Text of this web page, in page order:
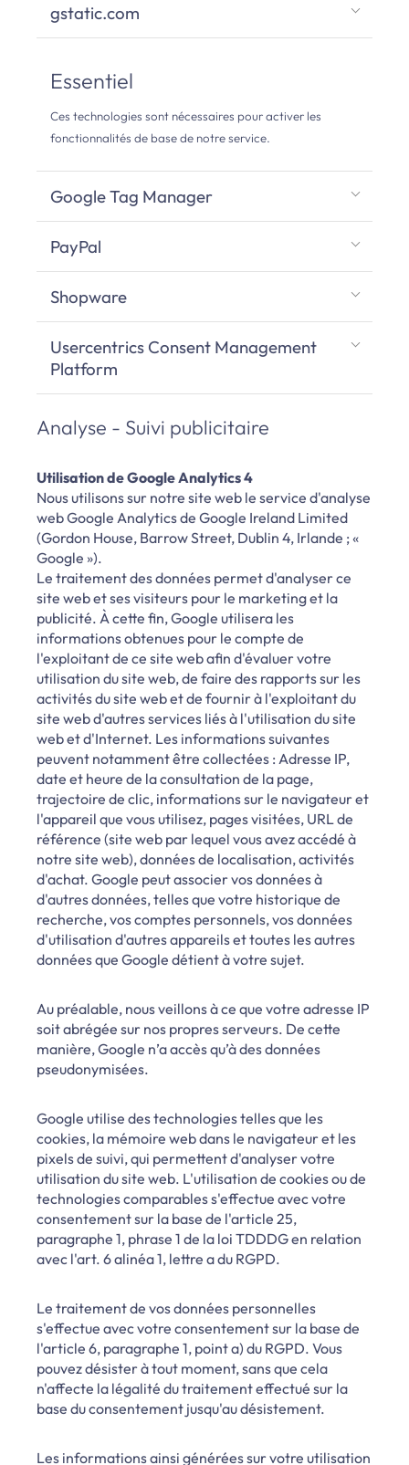
gstatic.com
Essentiel
Ces technologies sont nécessaires pour activer les
fonctionnalités de base de notre service.
Google Tag Manager
PayPal
Shopware
Usercentrics Consent Management
Platform
Analyse - Suivi publicitaire
Utilisation de Google Analytics 4
Nous utilisons sur notre site web le service d'analyse
web Google Analytics de Google Ireland Limited
(Gordon House, Barrow Street, Dublin 4, Irlande ; «
Google »).
Le traitement des données permet d'analyser ce
site web et ses visiteurs pour le marketing et la
publicité. À cette fin, Google utilisera les
informations obtenues pour le compte de
l'exploitant de ce site web afin d'évaluer votre
utilisation du site web, de faire des rapports sur les
activités du site web et de fournir à l'exploitant du
site web d'autres services liés à l'utilisation du site
web et d'Internet. Les informations suivantes
peuvent notamment être collectées : Adresse IP,
date et heure de la consultation de la page,
trajectoire de clic, informations sur le navigateur et
l'appareil que vous utilisez, pages visitées, URL de
référence (site web par lequel vous avez accédé à
notre site web), données de localisation, activités
d'achat. Google peut associer vos données à
d'autres données, telles que votre historique de
recherche, vos comptes personnels, vos données
d'utilisation d'autres appareils et toutes les autres
données que Google détient à votre sujet.
Au préalable, nous veillons à ce que votre adresse IP
soit abrégée sur nos propres serveurs. De cette
manière, Google n’a accès qu’à des données
pseudonymisées.
Google utilise des technologies telles que les
cookies, la mémoire web dans le navigateur et les
pixels de suivi, qui permettent d'analyser votre
utilisation du site web. L'utilisation de cookies ou de
technologies comparables s'effectue avec votre
consentement sur la base de l'article 25,
paragraphe 1, phrase 1 de la loi TDDDG en relation
avec l'art. 6 alinéa 1, lettre a du RGPD.
Le traitement de vos données personnelles
s'effectue avec votre consentement sur la base de
l'article 6, paragraphe 1, point a) du RGPD. Vous
pouvez désister à tout moment, sans que cela
n'affecte la légalité du traitement effectué sur la
base du consentement jusqu'au désistement.
Les informations ainsi générées sur votre utilisation